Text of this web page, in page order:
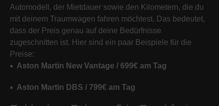
Automodell, der Mietdauer sowie den Kilometern, die du
mit deinem Traumwagen fahren möchtest. Das bedeutet,
dass der Preis genau auf deine Bedürfnisse
zugeschnitten ist. Hier sind ein paar Beispiele für die
Preise:
Aston Martin New Vantage / 699€ am Tag
Aston Martin DBS / 799€ am Tag